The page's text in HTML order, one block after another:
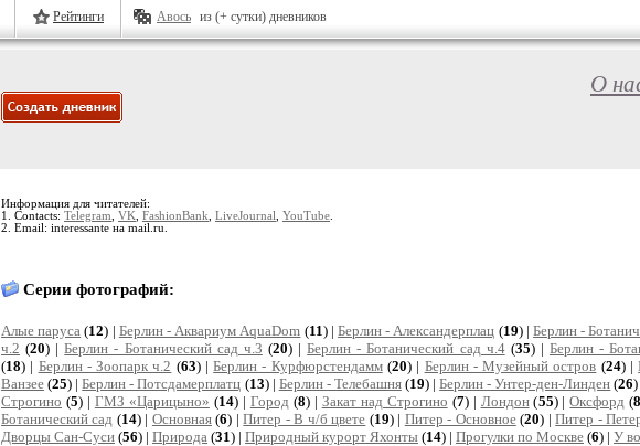
Рейтинги Авось из (+ сутки) дневников
О
Информация для читателей:
1. Contacts: Telegram VK FashionBank LiveJournal YouTube
2. Email: interessante на mail.ru.
Серии фотографий:
Алые паруса (12) | Берлин - Аквариум AquaDom (11) |Берлин - Александерплац (19) |Берлин -
ч.2 (20) |Берлин - Ботанический сад ч.3 (20) |Берлин - Ботанический сад ч.4(35) | Берлин -
(18) | Берлин - Зоопарк ч.2 (63) |Берлин - Курфюрстендамм(20) | Берлин - Музейный остров (24) |
Ванзее (25) |Берлин - Потсдамерплатц (13) | Берлин - Телебашня(19) |Берлин - Унтер-ден-Линден (26)
Строгино (5) | ГМЗ «Царицыно» (14) | Город (8) | Закат над Строгино (7) | Лондон(55) |Оксфорд (
Ботанический сад (14) | Основная(6) |Питер - В ч/б цвете (19) | Питер - Основное(20) |Питер -
Дворцы Сан-Суси (56) | Природа (31) | Природный курорт Яхонты (14) | Прогулки по Москве (6) | У